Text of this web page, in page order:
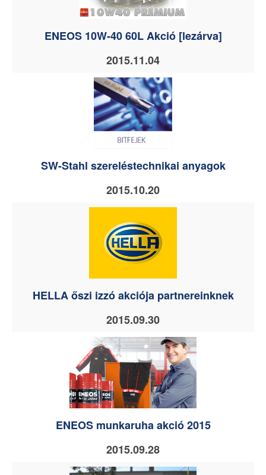
ENEOS 10W-40 60L Akció [lezárva]
2015.11.04
SW-Stahl szereléstechnikai anyagok
2015.10.20
HELLA őszi izzó akciója partnereinknek
2015.09.30
ENEOS munkaruha akció 2015
2015.09.28